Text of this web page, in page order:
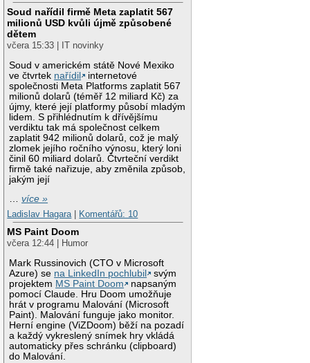
Soud nařídil firmě Meta zaplatit 567
milionů USD kvůli újmě způsobené
dětem
včera 15:33 | IT novinky
Soud v americkém státě Nové Mexiko
ve čtvrtek nařídil
internetové
společnosti Meta Platforms zaplatit 567
milionů dolarů (téměř 12 miliard Kč) za
újmy, které její platformy působí mladým
lidem. S přihlédnutím k dřívějšímu
verdiktu tak má společnost celkem
zaplatit 942 milionů dolarů, což je malý
zlomek jejího ročního výnosu, který loni
činil 60 miliard dolarů. Čtvrteční verdikt
firmě také nařizuje, aby změnila způsob,
jakým její
…více »
Ladislav Hagara
Komentářů: 10
MS Paint Doom
včera 12:44 | Humor
Mark Russinovich (CTO v Microsoft
Azure) se na LinkedIn pochlubil
svým
projektem MS Paint Doom
napsaným
pomocí Claude. Hru Doom umožňuje
hrát v programu Malování (Microsoft
Paint). Malování funguje jako monitor.
Herní engine (ViZDoom) běží na pozadí
a každý vykreslený snímek hry vkládá
automaticky přes schránku (clipboard)
do Malování.